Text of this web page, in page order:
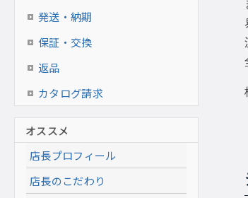
発送・納期
保証・交換
返品
カタログ請求
オススメ
店長プロフィール
店長のこだわり